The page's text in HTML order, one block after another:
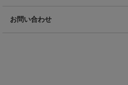
お問い合わせ